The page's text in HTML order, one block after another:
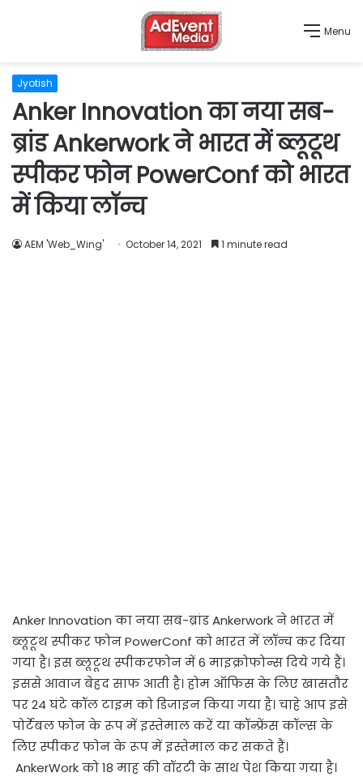
Menu
Jyotish
Anker Innovation का नया सब-
ब्रांड Ankerwork ने भारत में ब्लूटूथ
स्पीकर फोन PowerConf को भारत
में किया लॉन्च
AEM 'Web_Wing' October 14, 2021 1 minute read
Anker Innovation का नया सब-ब्रांड Ankerwork ने भारत में
ब्लूटूथ स्पीकर फोन PowerConf को भारत में लॉन्च कर दिया
गया है। इस ब्लूटूथ स्पीकरफोन में 6 माइक्रोफोन्स दिये गये हैं।
इससे आवाज बेहद साफ आती है। होम ऑफिस के लिए खासतौर
पर 24 घंटे कॉल टाइम को डिजाइन किया गया है। चाहे आप इसे
पोर्टेबल फोन के रूप में इस्तेमाल करें या कॉन्फ्रेंस कॉल्स के
लिए स्पीकर फोन के रूप में इस्तेमाल कर सकते हैं।
AnkerWork को 18 माह की वॉरटी के साथ पेश किया गया है।